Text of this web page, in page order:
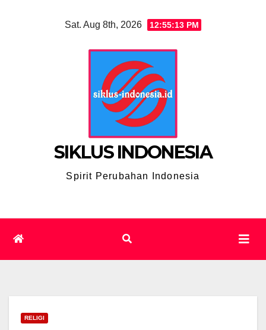
Sat. Aug 8th, 2026 12:55:14 PM
SIKLUS INDONESIA
Spirit Perubahan Indonesia
RELIGI